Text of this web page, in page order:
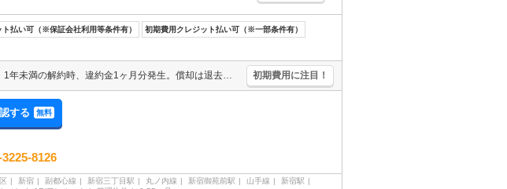
ト払い可（※保証会社利用等条件有） 初期費用クレジット払い可（※一部条件有）
5時～21時オートロック機能オフ。1年未満の解約時、違約金1ヶ月分発生。償却は退去時。分譲賃貸マンション。 初期費用に注目！
する 無料
3225-8126
新宿 副都心線 新宿三丁目駅 丸ノ内線 新宿御苑前駅 山手線
新宿駅